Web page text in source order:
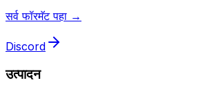
सर्व फॉरमॅट पहा →
Discord
उत्पादन